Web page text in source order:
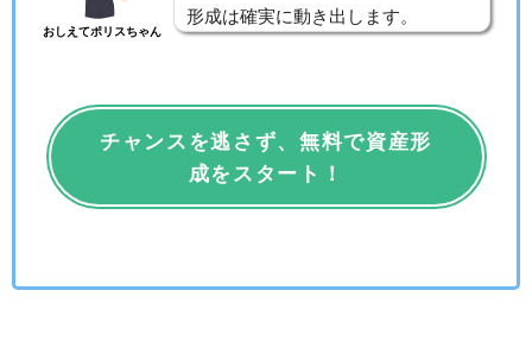
おしえてポリスちゃん
形成は確実に動き出します。
チャンスを逃さず、無料で資産形
成をスタート！